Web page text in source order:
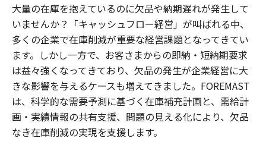
大量の在庫を抱えているのに欠品や納期遅れが発生して
いませんか？「キャッシュフロー経営」が叫ばれる中、
多くの企業で在庫削減が重要な経営課題となってきてい
ます。しかし一方で、お客さまからの即納・短納期要求
は益々強くなってきており、欠品の発生が企業経営に大
きな影響を与えるケースも増えてきました。FOREMAST
は、科学的な需要予測に基づく在庫補充計画と、需給計
画・実績情報の共有支援、問題の見える化により、欠品
なき在庫削減の実現を支援します。